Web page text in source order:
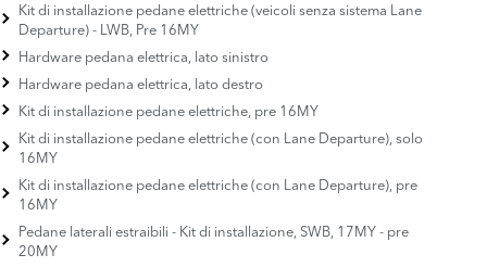
Kit di installazione pedane elettriche (veicoli senza sistema Lane
Departure) - LWB, Pre 16MY
Hardware pedana elettrica, lato sinistro
Hardware pedana elettrica, lato destro
Kit di installazione pedane elettriche, pre 16MY
Kit di installazione pedane elettriche (con Lane Departure), solo
16MY
Kit di installazione pedane elettriche (con Lane Departure), pre
16MY
Pedane laterali estraibili - Kit di installazione, SWB, 17MY - pre
20MY